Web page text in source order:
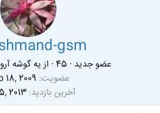
gsm
عضو جدید ·
45
· ازیه گوشه
عضویت 18, 2009
آخرین بازدید 2013